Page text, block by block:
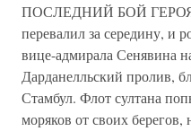
ПОСЛЕДНИЙ БОЙ ГЕРОЯ
перевалил за середину, и
вице-адмирала Сенявина
Дарданелльский пролив,
Стамбул. Флот султана
моряков от своих берегов,